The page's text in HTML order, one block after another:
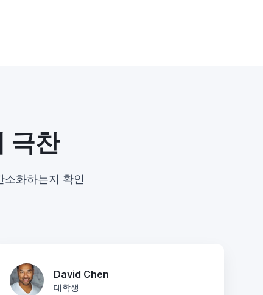
극찬
화하는지 확인
David Chen
대학생